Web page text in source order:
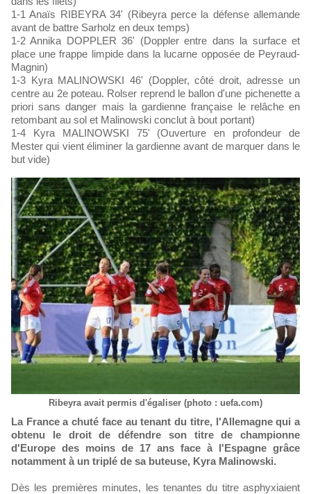
1-1 Anaïs RIBEYRA 34' (Ribeyra perce la défense allemande
avant de battre Sarholz en deux temps)
1-2 Annika DOPPLER 36' (Doppler entre dans la surface et
place une frappe limpide dans la lucarne opposée de Peyraud-
Magnin)
1-3 Kyra MALINOWSKI 46' (Doppler, côté droit, adresse un
centre au 2e poteau. Rolser reprend le ballon d'une pichenette a
priori sans danger mais la gardienne française le relâche en
retombant au sol et Malinowski conclut à bout portant)
1-4 Kyra MALINOWSKI 75' (Ouverture en profondeur de
Mester qui vient éliminer la gardienne avant de marquer dans le
but vide)
Ribeyra avait permis d'égaliser (photo : uefa.com)
La France a chuté face au tenant du titre, l'Allemagne qui a
obtenu le droit de défendre son titre de championne
d'Europe des moins de 17 ans face à l'Espagne grâce
notamment à un triplé de sa buteuse, Kyra Malinowski.
Dès les premières minutes, les tenantes du titre asphyxiaient